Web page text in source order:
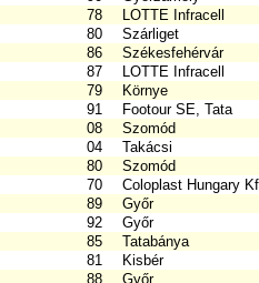
78
LOTTE Infracell
80
Szárliget
86
Székesfehérvár
87
LOTTE Infracell
79
Környe
91
Footour SE, Tata
08
Szomód
04
Takácsi
80
Szomód
70
Coloplast Hungary
89
Győr
92
Győr
85
Tatabánya
81
Kisbér
88
Győr